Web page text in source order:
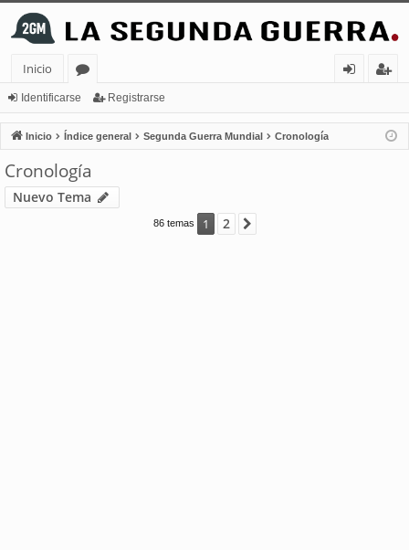
Inicio
or
os
nt
ifi
ist
ra
Identificarse Registrarse
Inicio Índice general Segunda Guerra Mundial Cronología
Cronología
Nuevo Tema
86 temas 1 2